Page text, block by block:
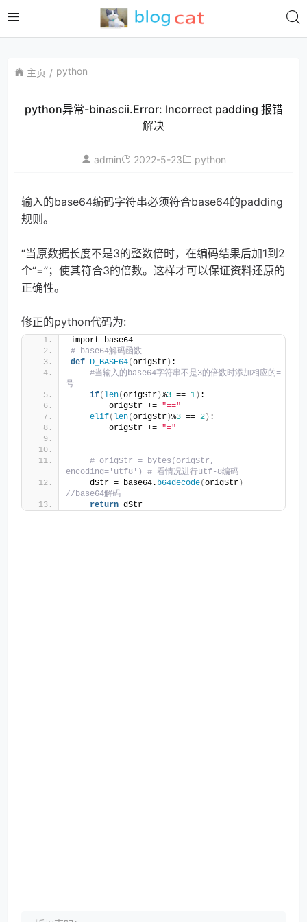
主页 python
python异常-binascii.Error: Incorrect padding 报错
解决
admin 2022-5-23 python
输入的base64编码字符串必须符合base64的padding
规则。
“当原数据长度不是3的整数倍时，在编码结果后加1到2
个“=”；使其符合3的倍数。这样才可以保证资料还原的
正确性。
修正的python代码为:
import base64
# base64解码函数
def D_BASE64(origStr ) :
#当输入的base64字符串不是3的倍数时添加相应的=
号
if( len(origStr )%3 == 1 ) :
        origStr +=
"=="
elif( len(origStr )%3 == 2 ) :
        origStr +=
"="
# origStr = bytes(origStr,
encoding='utf8') # 看情况进行utf-8编码
    dStr = base64.
b64decode(origStr )
//base64解码
return dStr